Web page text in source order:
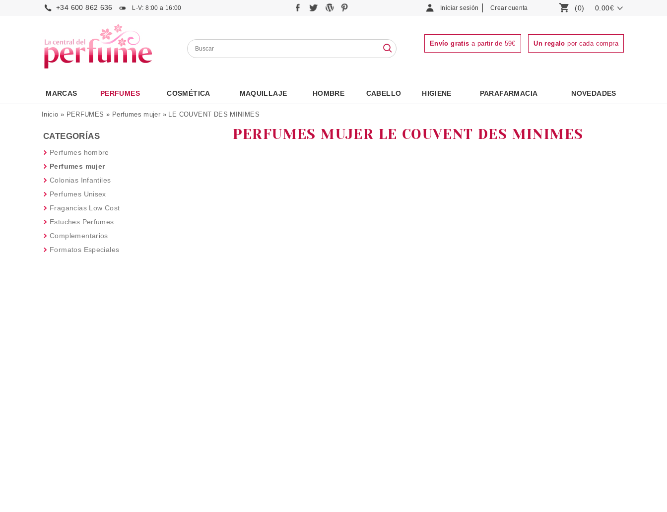
+34 600 862 636 L-V: 8:00 a 16:00 Iniciar sesión Crear cuenta (0) 0.00€
Envío gratis a partir de 59€ Un regalo por cada compra
MARCAS PERFUMES COSMÉTICA MAQUILLAJE HOMBRE CABELLO HIGIENE PARAFARMACIA NOVEDADES
Inicio » PERFUMES » Perfumes mujer » LE COUVENT DES MINIMES
CATEGORÍAS
Perfumes hombre
Perfumes mujer
Colonias Infantiles
Perfumes Unisex
Fragancias Low Cost
Estuches Perfumes
Complementarios
Formatos Especiales
PERFUMES MUJER LE COUVENT DES MINIMES